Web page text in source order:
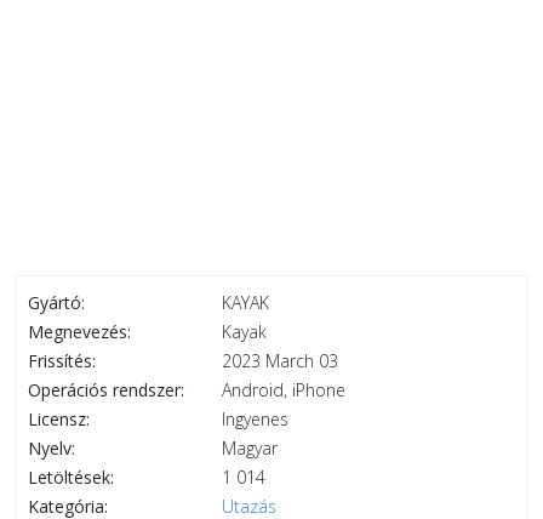
Gyártó:
KAYAK
Megnevezés:
Kayak
Frissítés:
2023 March 03
Operációs rendszer:
Android, iPhone
Licensz:
Ingyenes
Nyelv:
Magyar
Letöltések:
1 014
Kategória:
Utazás